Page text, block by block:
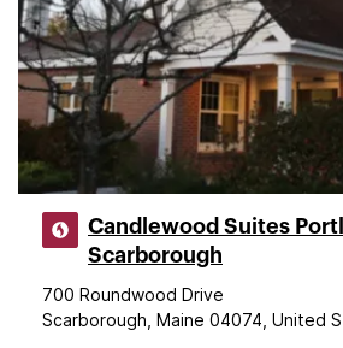
Candlewood Suites
Scarborough
700 Roundwood Drive
Scarborough, Maine 04074, United